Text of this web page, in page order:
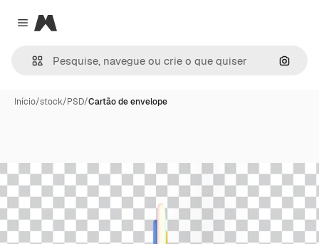
Close menu
Magnific
Início/stock/PSD/Cartão de envelope